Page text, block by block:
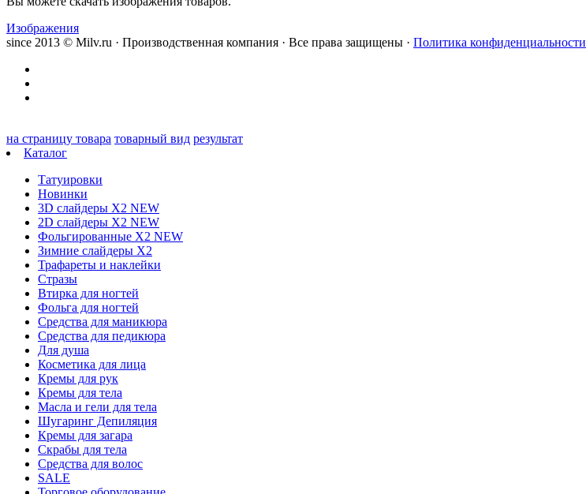
Изображения
since 2013 © Milv.ru · Производственная компания · Все права защищены · Политика конфиденциальности
на страницу товара товарный вид результат
Каталог
Татуировки
Новинки
3D слайдеры X2 NEW
2D слайдеры X2 NEW
Фольгированные X2 NEW
Зимние слайдеры Х2
Трафареты и наклейки
Стразы
Втирка для ногтей
Фольга для ногтей
Средства для маникюра
Средства для педикюра
Для душа
Косметика для лица
Кремы для рук
Кремы для тела
Масла и гели для тела
Шугаринг Депиляция
Кремы для загара
Скрабы для тела
Средства для волос
SALE